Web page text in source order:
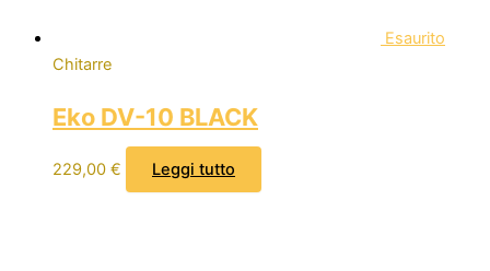
Esaurito
Chitarre
Eko DV-10 BLACK
229,00 € Leggi tutto